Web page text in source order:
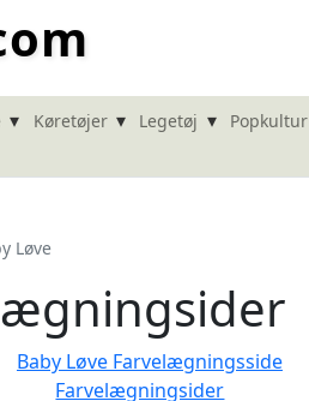
▾ Køretøjer ▾ Legetøj ▾ Popkultur
Løve